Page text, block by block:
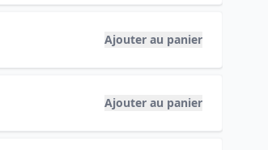
Ajouter au panier
Ajouter au panier